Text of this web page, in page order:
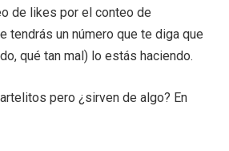
de likes por el conteo de
tendrás un número que te diga que
qué tan mal) lo estás haciendo.
pero ¿sirven de algo? En